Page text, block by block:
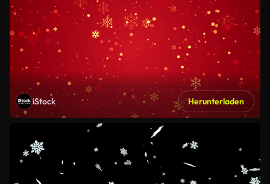
iStock Herunterladen